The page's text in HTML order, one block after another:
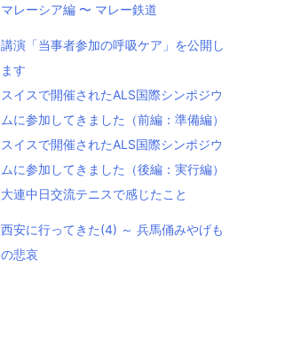
マレーシア編 〜 マレー鉄道
講演「当事者参加の呼吸ケア」を公開し
ます
スイスで開催されたALS国際シンポジウ
ムに参加してきました（前編：準備編）
スイスで開催されたALS国際シンポジウ
ムに参加してきました（後編：実行編）
大連中日交流テニスで感じたこと
西安に行ってきた(4) ～ 兵馬俑みやげも
の悲哀